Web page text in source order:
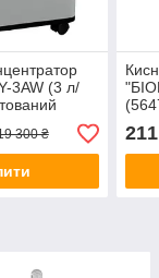
3AW (3 л/
повітря.
300 ₴